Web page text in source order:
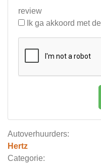
Autoverhuurders:
Hertz
Categorie:
review
Ik ga akkoord met de